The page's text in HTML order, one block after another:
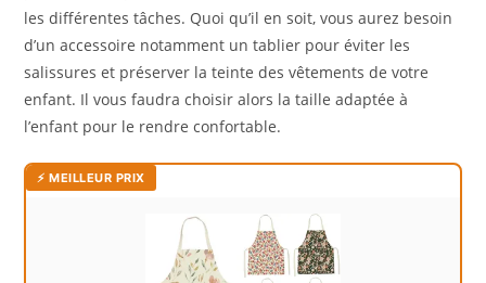
les différentes tâches. Quoi qu’il en soit, vous aurez besoin
d’un accessoire notamment un tablier pour éviter les
salissures et préserver la teinte des vêtements de votre
enfant. Il vous faudra choisir alors la taille adaptée à
l’enfant pour le rendre confortable.
⚡ MEILLEUR PRIX